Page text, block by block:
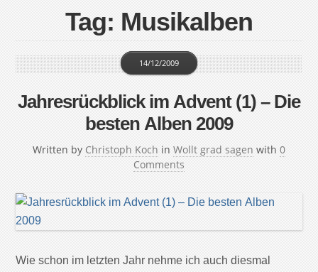
Tag: Musikalben
Jahresrückblick im Advent (1) – Die
besten Alben 2009
Written by Christoph Koch
14/12/2009
in Wollt grad sagen with 0
Comments
Wie schon im letzten Jahr nehme ich auch diesmal